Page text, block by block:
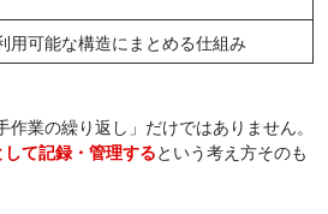
用可能な構造にまとめる仕組み
業の繰り返し」だけではありません。
て記録・管理するという考え方そのも